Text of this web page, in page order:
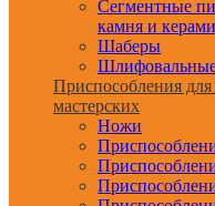
Сегментные
камня и
Шаберы
Приспособления
мастерских
Ножи